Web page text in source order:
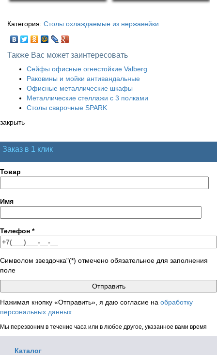
Категория: Столы охлаждаемые из нержавейки
Также Вас может заинтересовать
Сейфы офисные огнестойкие Valberg
Раковины и мойки антивандальные
Офисные металлические шкафы
Металлические стеллажи с 3 полками
Столы сварочные SPARK
закрыть
Заказ в 1 клик
Товар
Имя
Телефон *
Символом звездочка"(*) отмечено обязательное для заполнения
поле
Нажимая кнопку «Отправить», я даю согласие на обработку
персональных данных
Мы перезвоним в течение часа или в любое другое, указанное вами время
Каталог